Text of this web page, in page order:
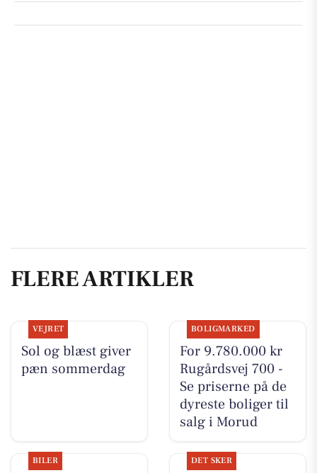
FLERE ARTIKLER
VEJRET
Sol og blæst giver
pæn sommerdag
BOLIGMARKED
For 9.780.000 kr
Rugårdsvej 700 -
Se priserne på de
dyreste boliger til
salg i Morud
BILER DET SKER